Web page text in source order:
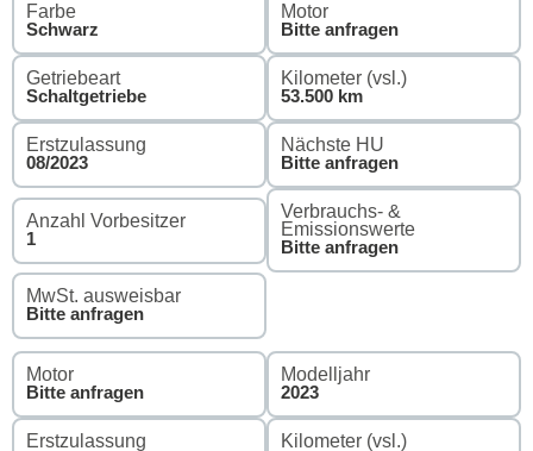
Farbe
Schwarz
Motor
Bitte anfragen
Getriebeart
Schaltgetriebe
Kilometer (vsl.)
53.500 km
Erstzulassung
08/2023
Nächste HU
Bitte anfragen
Anzahl Vorbesitzer
1
Verbrauchs- &
Emissionswerte
Bitte anfragen
MwSt. ausweisbar
Bitte anfragen
Motor
Bitte anfragen
Modelljahr
2023
Erstzulassung Kilometer (vsl.)